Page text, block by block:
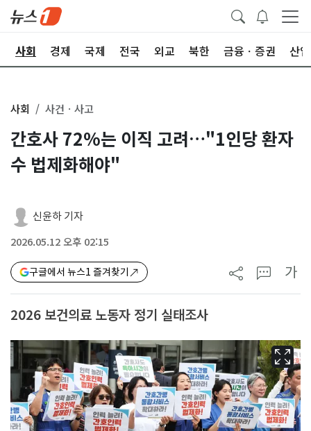
사회 경제 국제 전국 외교 북한 금융ㆍ증권 산업
사회 사건ㆍ사고
간호사 72%는 이직 고려…"1인당 환자
수 법제화해야"
신윤하 기자
2026.05.12 오후 02:15
구글에서 뉴스1 즐겨찾기 가
2026 보건의료 노동자 정기 실태조사